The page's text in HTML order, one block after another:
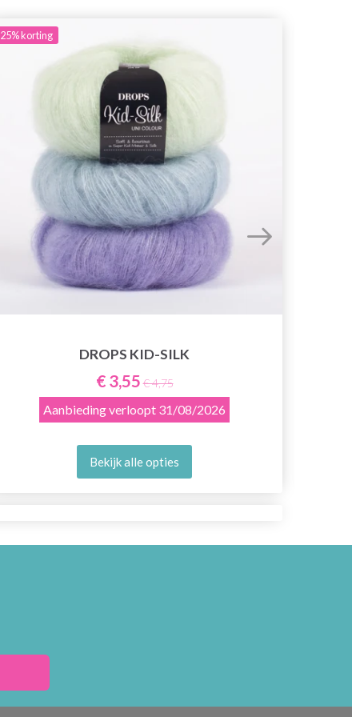
25%korting
DROPS KID-SILK
€ 3,55 € 4,75
Aanbieding verloopt 31/08/2026
Bekijk alle opties